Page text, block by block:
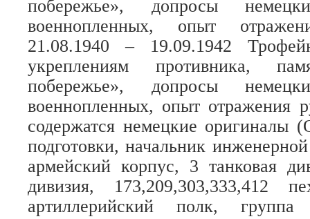
побережье», допросы
военнопленных, опыт
21.08.1940 – 19.09.1942
укреплениям противника,
побережье», допросы
военнопленных, опыт отражения
содержатся немецкие оригиналы
подготовки, начальник
армейский корпус, 3 танковая
дивизия, 173,209,303,333,412
артиллерийский полк,